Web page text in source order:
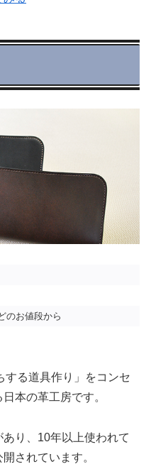
のお値段から
する道具作り」をコンセ
本の革工房です。
り、10年以上使われて
されています。